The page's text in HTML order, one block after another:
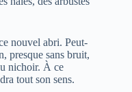
nouvel abri. Peut-
presque sans bruit,
nichoir. À ce
tout son sens.